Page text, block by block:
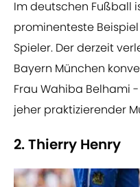
Im deutschen Fußball
prominenteste
Spieler. Der derzeit
Bayern München
Frau Wahiba Belhami
jeher praktizierender
2. Thierry Henry